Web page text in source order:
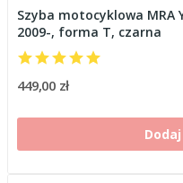
Szyba motocyklowa MRA
2009-, forma T, czarna
449,00 zł